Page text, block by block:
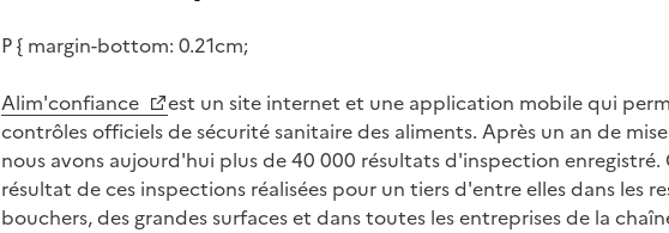
P { margin-bottom: 0.21cm;
Alim'confiance
est un site internet et une application mobile qui
contrôles officiels de sécurité sanitaire des aliments. Après un an de
nous avons aujourd'hui plus de 40 000 résultats d'inspection
résultat de ces inspections réalisées pour un tiers d'entre elles dans les
bouchers, des grandes surfaces et dans toutes les entreprises de la